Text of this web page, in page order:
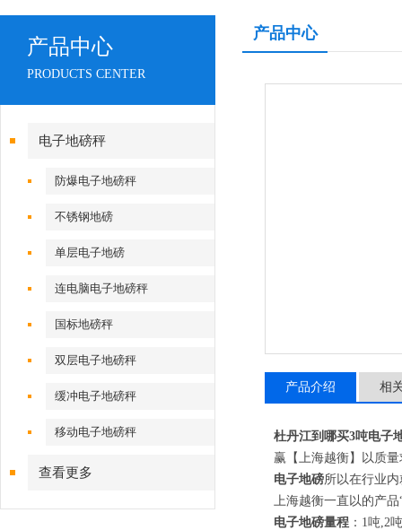
产品中心
PRODUCTS CENTER
电子地磅秤
防爆电子地磅秤
不锈钢地磅
单层电子地磅
连电脑电子地磅秤
国标地磅秤
双层电子地磅秤
缓冲电子地磅秤
移动电子地磅秤
查看更多
产品中心
产品介绍 相
杜丹江到哪买3吨电子
赢【上海越衡】以质
电子地磅所以在行业
上海越衡一直以的产品
电子地磅量程 ： 1吨,2吨